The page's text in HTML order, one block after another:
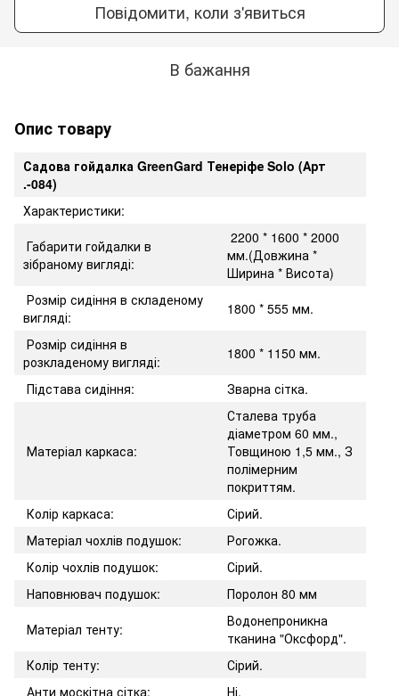
Повідомити, коли з'явиться
В бажання
Опис товару
Садова гойдалка GreenGard Тенеріфе Solo (Арт
.-084)
Характеристики:
Габарити гойдалки в
зібраному вигляді:
2200 * 1600 * 2000
мм.(Довжина *
Ширина * Висота)
Розмір сидіння в складеному
вигляді:
1800 * 555 мм.
Розмір сидіння в
розкладеному вигляді:
1800 * 1150 мм.
Підстава сидіння:
Зварна сітка.
Матеріал каркаса:
Сталева труба
діаметром 60 мм.,
Товщиною 1,5 мм., З
полімерним
покриттям.
Колір каркаса:
Сірий.
Матеріал чохлів подушок:
Рогожка.
Колір чохлів подушок:
Сірий.
Наповнювач подушок:
Поролон 80 мм
Матеріал тенту:
Водонепроникна
тканина "Оксфорд".
Колір тенту:
Сірий.
Анти москітна сітка:
Ні.